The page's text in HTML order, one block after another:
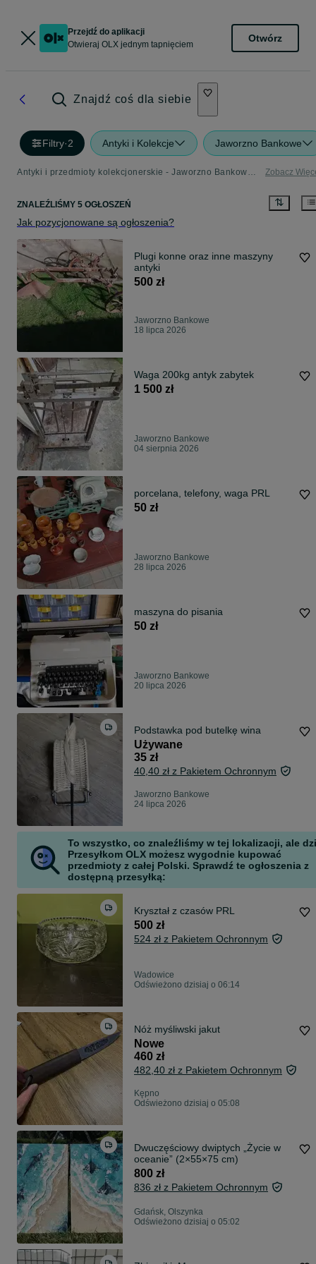
Przejdź do aplikacji
Otwieraj OLX jednym tapnięciem
Otwórz
Znajdź coś dla siebie
Filtry·2 Antyki i Kolekcje Jaworzno Bankowe
Antyki i przedmioty kolekcjonerskie - Jaworzno Bankowe - sprawdź ogłoszenia w Twojej okolicy Zobacz
ZNALEŹLIŚMY 5 OGŁOSZEŃ
Jak pozycjonowane są ogłoszenia?
Plugi konne oraz inne maszyny
antyki
500 zł
Jaworzno Bankowe
18 lipca 2026
Waga 200kg antyk zabytek
1 500 zł
Jaworzno Bankowe
04 sierpnia 2026
porcelana, telefony, waga PRL
50 zł
Jaworzno Bankowe
28 lipca 2026
maszyna do pisania
50 zł
Jaworzno Bankowe
20 lipca 2026
Podstawka pod butelkę wina
Używane
35 zł
40,40 zł z Pakietem Ochronnym
Jaworzno Bankowe
24 lipca 2026
To wszystko, co znaleźliśmy w tej lokalizacji, ale
Przesyłkom OLX możesz wygodnie kupować
przedmioty z całej Polski. Sprawdź te ogłoszenia z
dostępną przesyłką:
Kryształ z czasów PRL
500 zł
524 zł z Pakietem Ochronnym
Wadowice
Odświeżono dzisiaj o 06:14
Nóż myśliwski jakut
Nowe
460 zł
482,40 zł z Pakietem Ochronnym
Kępno
Odświeżono dzisiaj o 05:08
Dwuczęściowy dwiptych „Życie w
oceanie” (2×55×75 cm)
800 zł
836 zł z Pakietem Ochronnym
Gdańsk, Olszynka
Odświeżono dzisiaj o 05:02